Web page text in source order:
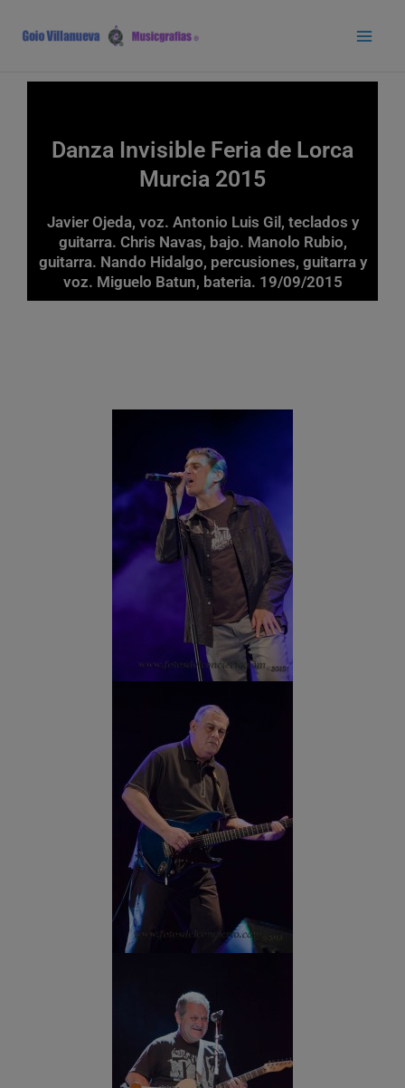
contenido
Danza Invisible Feria de Lorca
Murcia 2015
Javier Ojeda, voz. Antonio Luis Gil, teclados y
guitarra. Chris Navas, bajo. Manolo Rubio,
guitarra. Nando Hidalgo, percusiones, guitarra y
voz. Miguelo Batun, bateria. 19/09/2015